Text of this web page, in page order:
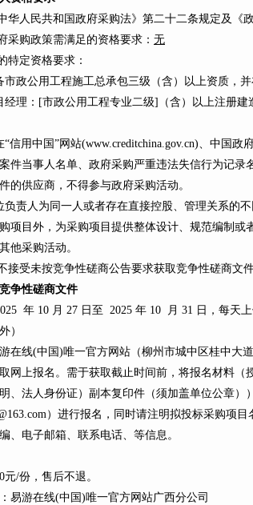
华人民共和国政府采购法》第二十二条规定及《
采购政策需满足的资格要求： 无
特定资格要求：
市政公用工程施工总承包三级（含）以上资质，
经理：[市政公用工程专业二级]（含）以上注册
“信用中国”网站(www.creditchina.gov.cn)、中国
件当事人名单、政府采购严重违法失信行为记
的供应商，不得参与政府采购活动。
负责人为同一人或者存在直接控股、管理关系的
项目外，为采购项目提供整体设计、规范编制
他采购活动。
接受未按竞争性磋商公告要求获取竞争性磋商文
争性磋商文件
年 10 月 27 日至 2025 年 10 月 31 日，每天
）
在线(中国)唯一官方网站（柳州市城中区桂中大道
网上报名。需于获取截止时间前，将报名材料
、法人身份证）副本复印件（须加盖单位公章
）进行报名，同时请注明拟投标采购项
、电子邮箱、联系电话、等信息。
元/份，售后不退。
易游在线(中国)唯一官方网站广西分公司